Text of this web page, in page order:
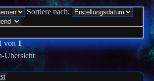
Sortiere nach:
von1
Übersicht